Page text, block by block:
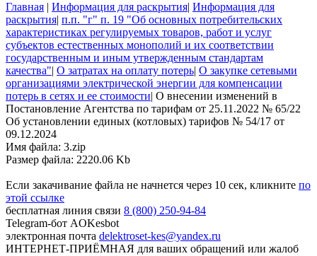
Главная | Информация для раскрытия| Информация для
раскрытия| п.п. "г" п. 19 "Об основных потребительских
характеристиках регулируемых товаров, работ и услуг
субъектов естественных монополий и их соответствии
государственным и иным утвержденным стандартам
качества"| О затратах на оплату потерь| О закупке сетевыми
организациями электрической энергии для компенсации
потерь в сетях и ее стоимости| О внесении изменений в
Постановление Агентства по тарифам от 25.11.2022 № 65/22
Об установлении единых (котловых) тарифов № 54/17 от
09.12.2024
Имя файла: 3.zip
Размер файла: 2220.06 Kb
Если закачивание файла не начнется через 10 сек, кликните по
этой ссылке
бесплатная линия связи 8 (800) 250-94-84
Telegram-бот AOKesbot
электронная почта delektroset-kes@yandex.ru
ИНТЕРНЕТ-ПРИЁМНАЯ для ваших обращений или жалоб